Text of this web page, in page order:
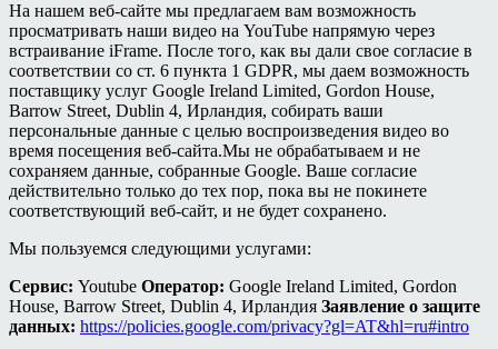
На нашем веб-сайте мы предлагаем вам возможность
просматривать наши видео на YouTube напрямую через
встраивание iFrame. После того, как вы дали свое согласие в
соответствии со ст. 6 пункта 1 GDPR, мы даем возможность
поставщику услуг Google Ireland Limited, Gordon House,
Barrow Street, Dublin 4, Ирландия, собирать ваши
персональные данные с целью воспроизведения видео во
время посещения веб-сайта.Мы не обрабатываем и не
сохраняем данные, собранные Google. Ваше согласие
действительно только до тех пор, пока вы не покинете
соответствующий веб-сайт, и не будет сохранено.
Мы пользуемся следующими услугами:
Сервис: Youtube Оператор: Google Ireland Limited, Gordon
House, Barrow Street, Dublin 4, Ирландия Заявление о защите
данных: https://policies.google.com/privacy?gl=AT&hl=ru#intro